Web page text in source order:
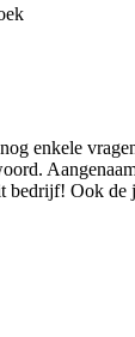
enkele
bedrijf! Ook de